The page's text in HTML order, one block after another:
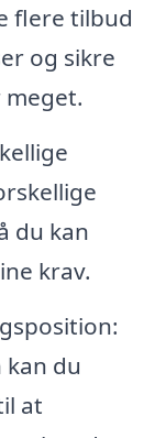
flere tilbud
og sikre
du kan
krav.
du
at